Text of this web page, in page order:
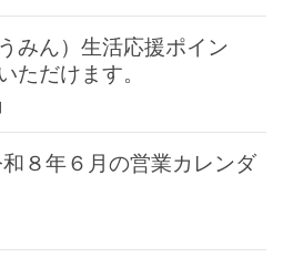
みん）生活応援ポイン
ただけます。
８年６月の営業カレンダ